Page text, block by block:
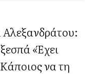
Αλεξανδράτου:
«Έχει
να τη